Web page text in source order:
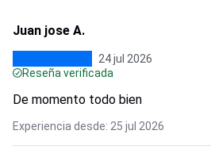
Juan jose A.
24 jul 2026
Reseña verificada
De momento todo bien
Experiencia desde: 25 jul 2026